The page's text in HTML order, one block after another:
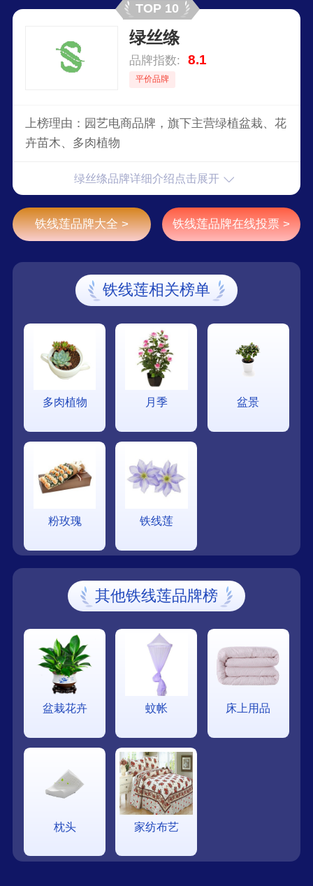
TOP 10
绿丝绦
品牌指数: 8.1
平价品牌
上榜理由：园艺电商品牌，旗下主营绿植盆栽、花
卉苗木、多肉植物
绿丝绦品牌详细介绍点击展开
铁线莲品牌大全 > 铁线莲品牌在线投票 >
铁线莲相关榜单
多肉植物 月季 盆景
粉玫瑰 铁线莲
其他铁线莲品牌榜
盆栽花卉 蚊帐 床上用品
枕头 家纺布艺